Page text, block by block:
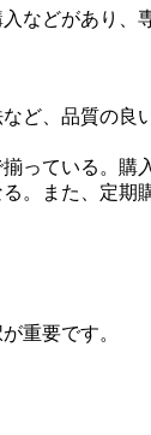
どがあり
ど、品質の
っている。
。また、定
重要です。